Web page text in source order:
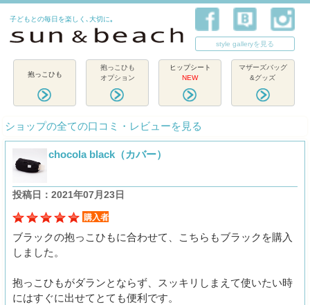
子どもとの毎日を楽しく､大切に｡
style galleryを見る
抱っこひも
抱っこひも
オプション
ヒップシート
NEW
マザーズバッグ
&グッズ
ショップの全ての口コミ・レビューを見る
chocola black（カバー）
投稿日：2021年07月23日
購入者
ブラックの抱っこひもに合わせて、こちらもブラックを購入
しました。
抱っこひもがダランとならず、スッキリしまえて使いたい時
にはすぐに出せてとても便利です。